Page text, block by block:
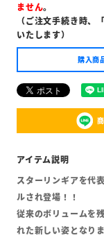
ません。
（ご注文手続き時、
いたします）
購入商
スターリンギアを代
ルされ登場！！
従来のボリュームを
れた新しい姿となりま